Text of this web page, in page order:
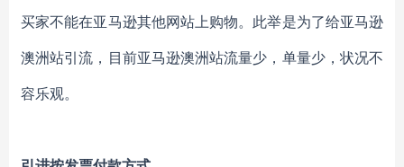
买家不能在亚马逊其他网站上购物。此举是为了给亚马逊
澳洲站引流，目前亚马逊澳洲站流量少，单量少，状况不
容乐观。